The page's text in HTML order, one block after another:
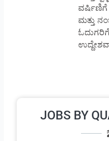
ಮತ್ತು
JOBS BY